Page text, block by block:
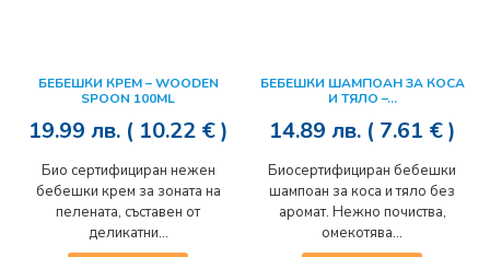
БЕБЕШКИ КРЕМ – WOODEN
SPOON 100ML
19.99 лв. ( 10.22 € )
Био сертифициран нежен
бебешки крем за зоната на
пелената, съставен от
деликатни...
БЕБЕШКИ ШАМПОАН ЗА КОСА
И ТЯЛО –...
14.89 лв. ( 7.61 € )
Биосертифициран бебешки
шампоан за коса и тяло без
аромат. Нежно почиства,
омекотява...